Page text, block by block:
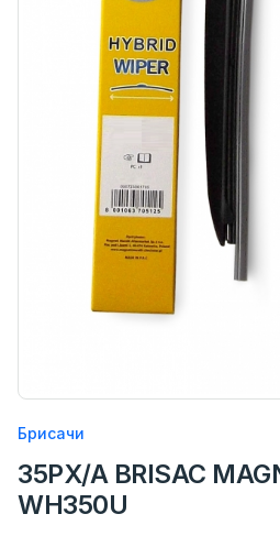
Брисачи
35PX/A BRISAC
WH350U